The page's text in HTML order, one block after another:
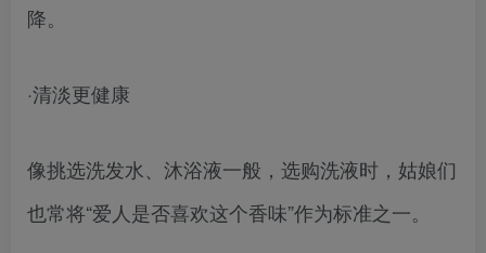
降。
·清淡更健康
像挑选洗发水、沐浴液一般，选购洗液时，姑娘们
也常将“爱人是否喜欢这个香味”作为标准之一。